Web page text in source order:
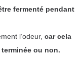
fermenté pendant
l’odeur, car cela
ou non.